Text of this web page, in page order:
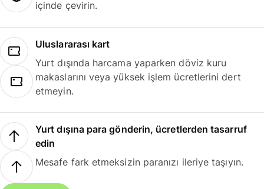
içinde çevirin.
Uluslararası kart
Yurt dışında harcama yaparken döviz kuru
makaslarını veya yüksek işlem ücretlerini dert
etmeyin.
Yurt dışına para gönderin, ücretlerden tasarruf
edin
Mesafe fark etmeksizin paranızı ileriye taşıyın.